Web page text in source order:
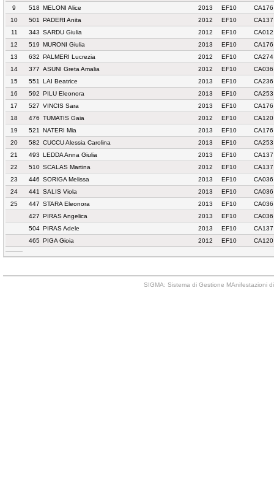
9
518 MELONI Alice 2013 EF10
CA176
10
501 PADERI Anita 2012 EF10
11
343 SARDU Giulia 2012 EF10
CA012
12
519 MURONI Giulia 2013 EF10
CA176
13
632 PALMERI Lucrezia 2012 EF10
CA274
14
377 ASUNI Greta Amalia 2012 EF10
15
551 LAI Beatrice 2013 EF10
16
592 PILU Eleonora 2013 EF10
17
527 VINCIS Sara 2013 EF10
CA176
18
476 TUMATIS Gaia 2012 EF10
CA120
19
521 NATERI Mia 2013 EF10
CA176
20
582 CUCCU Alessia Carolina 2013 EF10
21
493 LEDDA Anna Giulia 2013 EF10
22
510 SCALAS Martina 2012 EF10
23
446 SORIGA Melissa 2013 EF10
24
441 SALIS Viola 2013 EF10
25
447 STARA Eleonora 2013 EF10
427 PIRAS Angelica 2013 EF10
504 PIRAS Adele 2013 EF10
465 PIGA Gioia 2012 EF10 CA120
SIGMA: Sistema di Gestione MAnifestazioni